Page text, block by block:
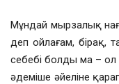
Мұндай мырзалық
деп ойлағам, бірақ,
себебі болды ма – ол
әдеміше әйеліне